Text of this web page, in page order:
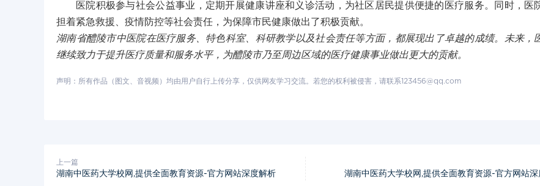
医院积极参与社会公益事业，定期开展健康讲座和义诊活动，为社区居民提供便捷的医疗服务。同时，医
担着紧急救援、疫情防控等社会责任，为保障市民健康做出了积极贡献。
湖南省醴陵市中医院在医疗服务、特色科室、科研教学以及社会责任等方面，都展现出了卓越的成绩。未来，
继续致力于提升医疗质量和服务水平，为醴陵市乃至周边区域的医疗健康事业做出更大的贡献。
声明：所有作品（图文、音视频）均由用户自行上传分享，仅供网友学习交流。若您的权利被侵害，请联系123456@qq.com
上一篇
湖南中医药大学校网,提供全面教育资源-官方网站深度解析 湖南中医药大学校网,提供全面教育资源-官方网站深